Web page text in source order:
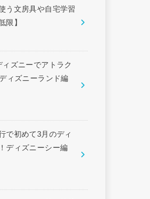
う文房具や自宅学習
限】
ィズニーでアトラク
ィズニーランド編
で初めて3月のディ
ディズニーシー編